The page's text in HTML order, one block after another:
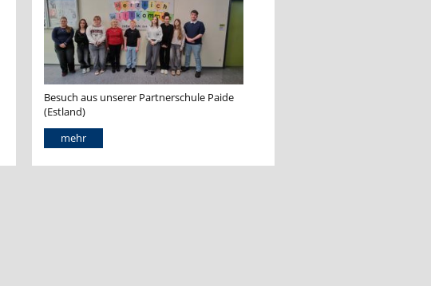
Besuch aus unserer Partnerschule Paide
(Estland)
mehr